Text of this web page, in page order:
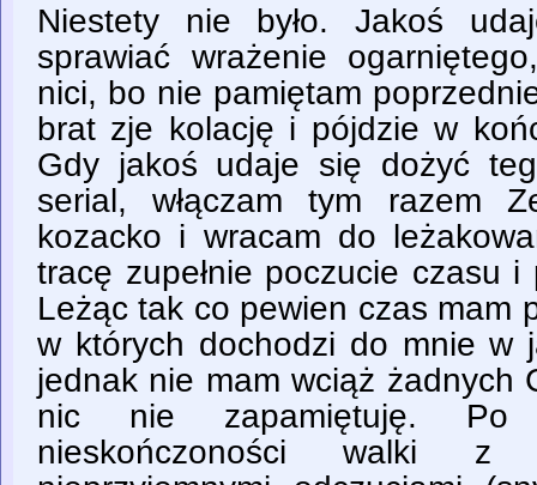
Niestety nie było. Jakoś
sprawiać wrażenie
nici, bo nie pamiętam
brat zje kolację i pójdzie w
Gdy jakoś udaje się dożyć
serial, włączam tym razem
kozacko i wracam do
tracę zupełnie poczucie czasu
Leżąc tak co pewien czas mam
w których dochodzi do mnie w
jednak nie mam wciąż żadnych
nic nie zapamiętuję. Po
nieskończoności walki z